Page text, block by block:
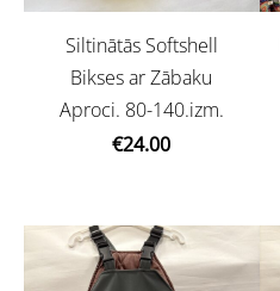
Siltinātās Softshell
Bikses ar Zābaku
Aproci. 80-140.izm.
€24.00